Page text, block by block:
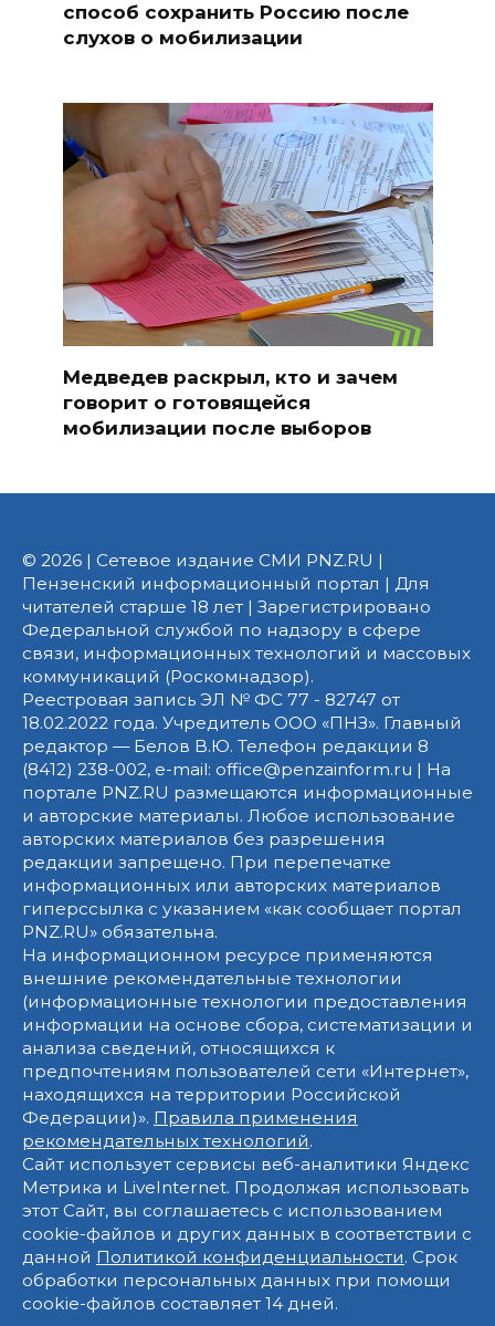
способ сохранить Россию после
слухов о мобилизации
Медведев раскрыл, кто и зачем
говорит о готовящейся
мобилизации после выборов
© 2026 | Сетевое издание СМИ PNZ.RU |
Пензенский информационный портал | Для
читателей старше 18 лет | Зарегистрировано
Федеральной службой по надзору в сфере
связи, информационных технологий и массовых
коммуникаций (Роскомнадзор).
Реестровая запись ЭЛ № ФС 77 - 82747 от
18.02.2022 года. Учредитель ООО «ПНЗ». Главный
редактор — Белов В.Ю. Телефон редакции 8
(8412) 238-002, e-mail: office@penzainform.ru | На
портале PNZ.RU размещаются информационные
и авторские материалы. Любое использование
авторских материалов без разрешения
редакции запрещено. При перепечатке
информационных или авторских материалов
гиперссылка с указанием «как сообщает портал
PNZ.RU» обязательна.
На информационном ресурсе применяются
внешние рекомендательные технологии
(информационные технологии предоставления
информации на основе сбора, систематизации и
анализа сведений, относящихся к
предпочтениям пользователей сети «Интернет»,
находящихся на территории Российской
Федерации)». Правила применения
рекомендательных технологий.
Сайт использует сервисы веб-аналитики Яндекс
Метрика и LiveInternet. Продолжая использовать
этот Сайт, вы соглашаетесь с использованием
cookie-файлов и других данных в соответствии с
данной Политикой конфиденциальности. Срок
обработки персональных данных при помощи
cookie-файлов составляет 14 дней.